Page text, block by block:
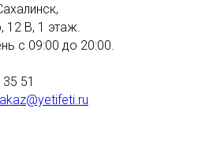
12 В, 1 этаж.
с 09:00 до 20:00.
51